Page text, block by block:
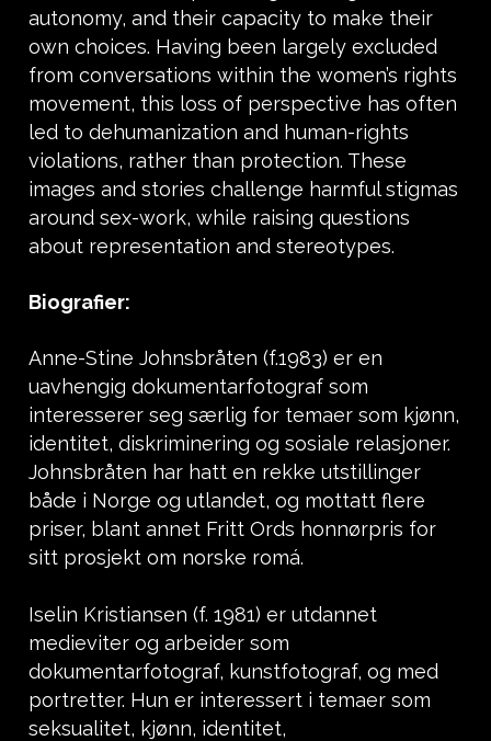
autonomy, and their capacity to make their
own choices. Having been largely excluded
from conversations within the women’s rights
movement, this loss of perspective has often
led to dehumanization and human-rights
violations, rather than protection. These
images and stories challenge harmful stigmas
around sex-work, while raising questions
about representation and stereotypes.
Biografier:
Anne-Stine Johnsbråten (f.1983) er en
uavhengig dokumentarfotograf som
interesserer seg særlig for temaer som kjønn,
identitet, diskriminering og sosiale relasjoner.
Johnsbråten har hatt en rekke utstillinger
både i Norge og utlandet, og mottatt flere
priser, blant annet Fritt Ords honnørpris for
sitt prosjekt om norske romá.
Iselin Kristiansen (f. 1981) er utdannet
medieviter og arbeider som
dokumentarfotograf, kunstfotograf, og med
portretter. Hun er interessert i temaer som
seksualitet, kjønn, identitet,